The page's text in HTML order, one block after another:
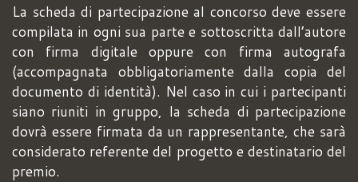
La scheda di partecipazione al concorso deve essere
compilata in ogni sua parte e sottoscritta dall’autore
con firma digitale oppure con firma autografa
(accompagnata obbligatoriamente dalla copia del
documento di identità). Nel caso in cui i partecipanti
siano riuniti in gruppo, la scheda di partecipazione
dovrà essere firmata da un rappresentante, che sarà
considerato referente del progetto e destinatario del
premio.